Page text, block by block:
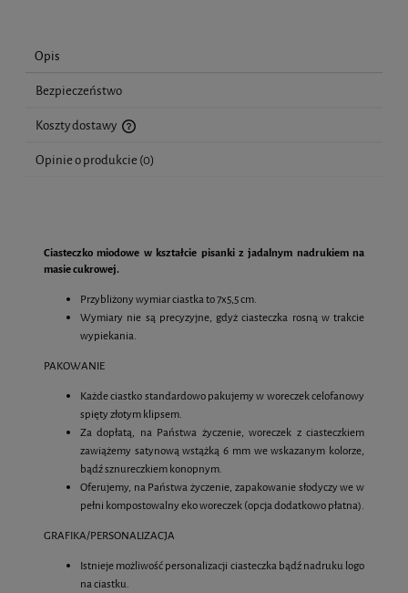
Opis
Bezpieczeństwo
Koszty dostawy
Cena nie zawiera ewentualnych kosztów płatności
Opinie o produkcie (0)
Ciasteczko miodowe w kształcie pisanki z jadalnym nadrukiem na
masie cukrowej.
Przybliżony wymiar ciastka to 7x5,5 cm.
Wymiary nie są precyzyjne, gdyż ciasteczka rosną w trakcie
wypiekania.
PAKOWANIE
Każde ciastko standardowo pakujemy w woreczek celofanowy
spięty złotym klipsem.
Za dopłatą, na Państwa życzenie, woreczek z ciasteczkiem
zawiążemy satynową wstążką 6 mm we wskazanym kolorze,
bądź sznureczkiem konopnym.
Oferujemy, na Państwa życzenie, zapakowanie słodyczy we w
pełni kompostowalny eko woreczek (opcja dodatkowo płatna).
GRAFIKA/PERSONALIZACJA
Istnieje możliwość personalizacji ciasteczka bądź nadruku logo
na ciastku.